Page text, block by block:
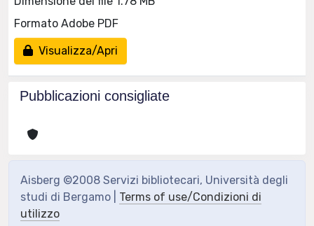
Formato Adobe PDF
Visualizza/Apri
Pubblicazioni consigliate
Aisberg ©2008 Servizi bibliotecari, Università degli
studi di Bergamo | Terms of use/Condizioni di
utilizzo